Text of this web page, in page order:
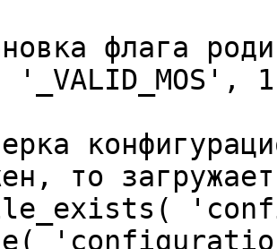
флага
то